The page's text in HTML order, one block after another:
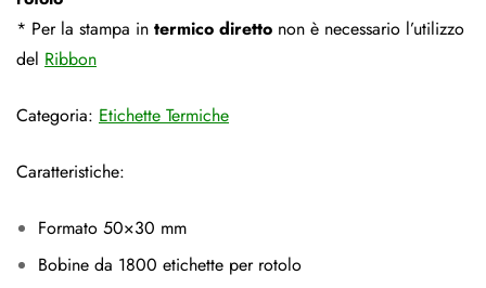
* Per la stampa in termico diretto non è necessario l’utilizzo
del Ribbon
Categoria: Etichette Termiche
Caratteristiche:
Formato 50×30 mm
Bobine da 1800 etichette per rotolo